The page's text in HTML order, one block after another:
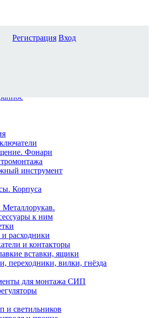
Фонари
инструмент
Корпуса
к ним
расходники
и контакторы
вставки, ящики
переходники, вилки, гнёзда
для монтажа СИП
и светильников
Регистрация Вход